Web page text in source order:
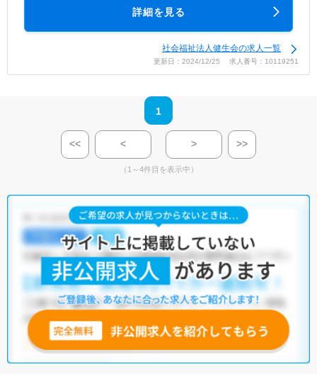
詳細を見る
社会福祉法人健生会の求人一覧
更新日：2024/12/25 求人番号：10119251
1
<< < > >>
（1～4件目を表示中）